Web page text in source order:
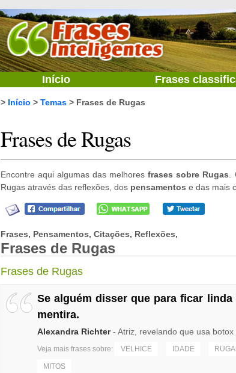
Início Frases
> Início > Temas > Frases de Rugas
Frases de Rugas
Encontre aqui algumas das melhoresfrases sobre Rugas
Rugas através das reflexões, dos pensamentos e das mais
Frases, Pensamentos, Citações, Reflexões,
Frases de Rugas
Frases de Rugas
Se alguém disser que para ficar
mentira.
Alexandra Richter- Atriz, revelando que usa
Veja mais frases sobre: VELHICE IDADE
MITOS